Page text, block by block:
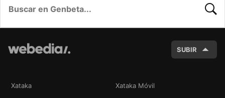
SUBIR
Xataka Xataka Móvil